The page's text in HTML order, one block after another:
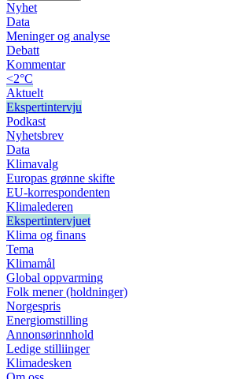
Nyhet
Data
Meninger og analyse
Debatt
Kommentar
<2°C
Aktuelt
Ekspertintervju
Podkast
Nyhetsbrev
Data
Klimavalg
Europas grønne skifte
EU-korrespondenten
Klimalederen
Ekspertintervjuet
Klima og finans
Tema
Klimamål
Global oppvarming
Folk mener (holdninger)
Norgespris
Energiomstilling
Annonsørinnhold
Ledige stilliinger
Klimadesken